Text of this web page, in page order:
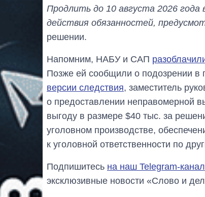
Продлить до 10 августа 2026 года
действия обязанностей,
решении.
Напомним, НАБУ и САП
Позже ей сообщили о подозрении в
версии следствия, заместитель
о предоставлении неправомерной
выгоду в размере $40 тыс. за
уголовном производстве,
к уголовной ответственности по
Подпишитесь на наш Telegram-канал
эксклюзивные новости «Слово и